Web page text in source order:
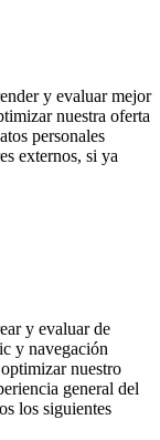
y evaluar mejor
nuestra oferta
personales
externos, si ya
y evaluar de
y navegación
nuestro
general del
los siguientes